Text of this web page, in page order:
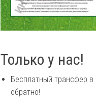
Только у нас!
Бесплатный трансфер в
обратно!